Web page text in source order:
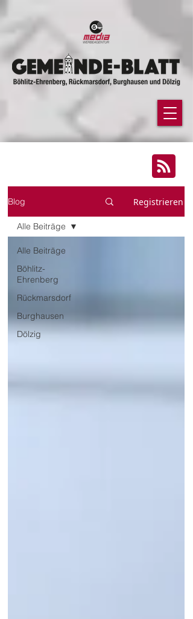
Blog Registrieren
Alle Beiträge
Böhlitz-
Ehrenberg
Rückmarsdorf
Burghausen
Dölzig
Alle Beiträge